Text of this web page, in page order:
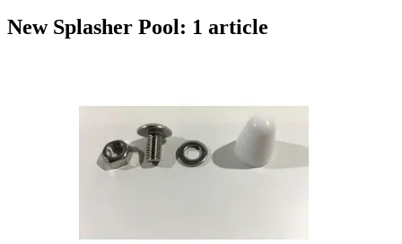
New Splasher Pool: 1 article